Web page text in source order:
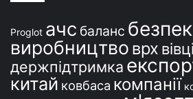
Proglot ачс баланс
виробництво врх
держпідтримка
китай ковбаса компанії